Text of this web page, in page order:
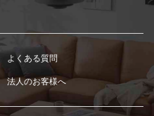
よくある質問
法人のお客様へ